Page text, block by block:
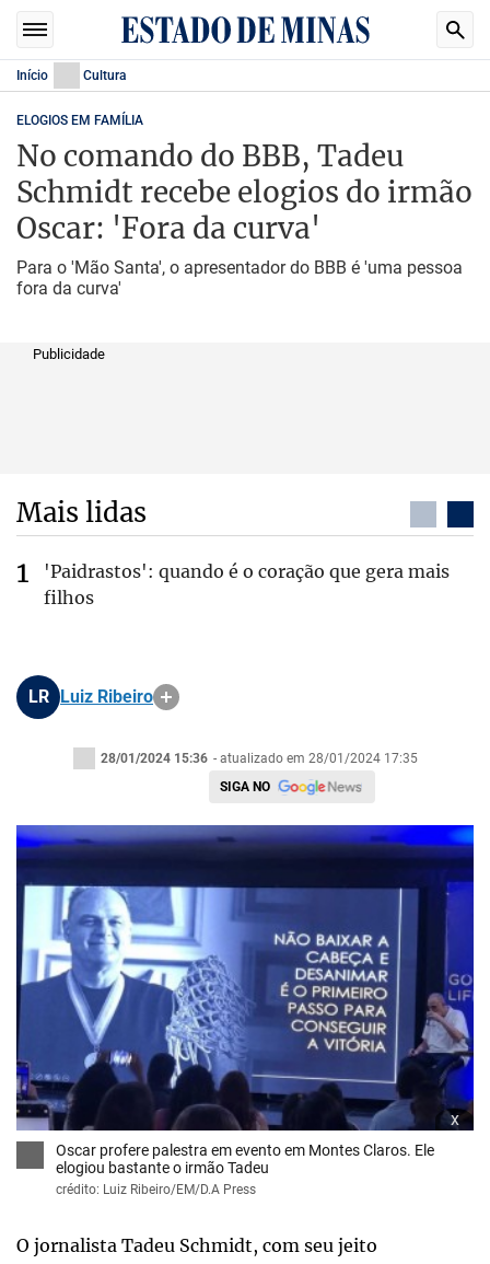
Início Cultura
ELOGIOS EM FAMÍLIA
No comando do BBB, Tadeu
Schmidt recebe elogios do irmão
Oscar: 'Fora da curva'
Para o 'Mão Santa', o apresentador do BBB é 'uma pessoa
fora da curva'
Publicidade
Mais lidas
'Paidrastos': quando é o coração que gera mais
filhos
LR Luiz Ribeiro
28/01/2024 15:36 - atualizado em 28/01/2024 17:35
SIGA NO
x
Oscar profere palestra em evento em Montes Claros. Ele
elogiou bastante o irmão Tadeu
crédito: Luiz Ribeiro/EM/D.A Press
O jornalista Tadeu Schmidt, com seu jeito